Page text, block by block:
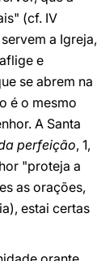
(cf. IV
a Igreja,
e
se abrem na
é o mesmo
A Santa
perfeição, 1,
"proteja a
as orações,
estai certas